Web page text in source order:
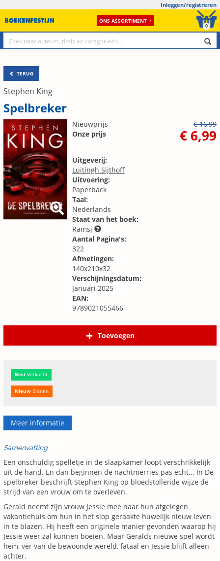
Inloggen/registreren
ONS ASSORTIMENT
0
TERUG
Stephen King
Spelbreker
Nieuwprijs
€ 16,99
Onze prijs
€ 6,99
Uitgeverij:
Luitingh Sijthoff
Uitvoering:
Paperback
Taal:
Nederlands
Staat van het boek:
Ramsj
Aantal Pagina's:
322
Afmetingen:
140x210x32
Verschijningsdatum:
Januari 2025
EAN:
9789021055466
Toevoegen
Best Verkocht
Nieuw Binnen
Meer informatie
Samenvatting
Een onschuldig spelletje in de slaapkamer loopt verschrikkelijk
uit de hand. En dan beginnen de nachtmerries pas echt... In De
spelbreker beschrijft Stephen King op bloedstollende wijze de
strijd van een vrouw om te overleven.
Gerald neemt zijn vrouw Jessie mee naar hun afgelegen
vakantiehuis om hun in het slop geraakte huwelijk nieuw leven
in te blazen. Hij heeft een originele manier gevonden waarop hij
Jessie weer zal kunnen boeien. Maar Geralds nieuwe spel wordt
hem, ver van de bewoonde wereld, fataal en Jessie blijft alleen
achter.